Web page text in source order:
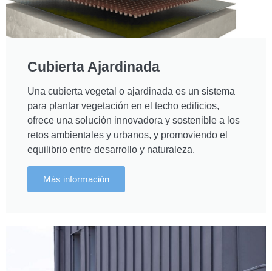
Cubierta Ajardinada
Una cubierta vegetal o ajardinada es un sistema
para plantar vegetación en el techo edificios,
ofrece una solución innovadora y sostenible a los
retos ambientales y urbanos, y promoviendo el
equilibrio entre desarrollo y naturaleza.
Más información